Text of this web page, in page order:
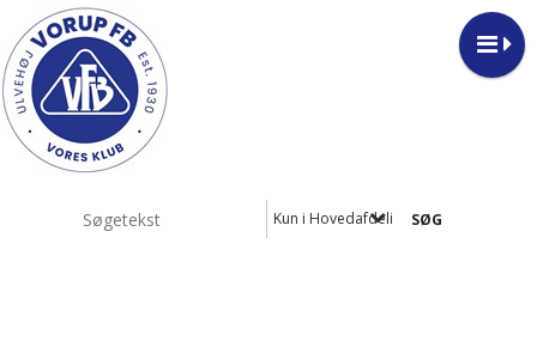
Kun i Hovedafdeling